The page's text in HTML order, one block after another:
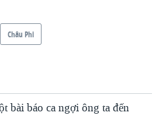
Châu Phi
bài báo ca ngợi ông ta đến